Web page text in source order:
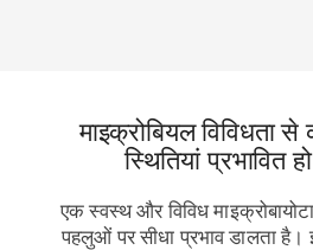
माइक्रोबियल विविधता से
स्थितियां प्रभावित
एक स्वस्थ और विविध
पहलुओं पर सीधा प्रभाव डालता है।